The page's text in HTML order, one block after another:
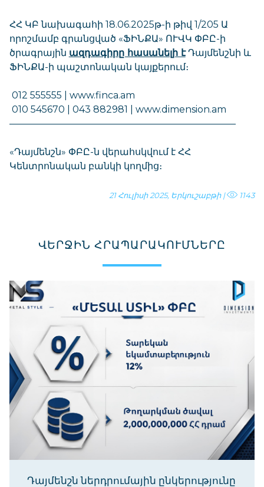
ՀՀ ԿԲ նախագահի 18.06.2025թ-ի թիվ 1/205 Ա
որոշմամբ գրանցված «ՖԻՆՔԱ» ՈՒՎԿ ՓԲԸ-ի
ծրագրային ազդագիրը հասանելի էԴայմենշնի և
ՖԻՆՔԱ-ի պաշտոնական կայքերում։
012 555555 | www.finca.am
010 545670 | 043 882981 | www.dimension.am
————————————————————————
«Դայմենշն» ՓԲԸ-ն վերահսկվում է ՀՀ
Կենտրոնական բանկի կողմից։
21 Հուլիսի 2025, Երկուշաբթի | 1143
ՎԵՐՋԻՆ ՀՐԱՊԱՐԱԿՈՒՄՆԵՐԸ
Դայմենշն ներդրումային ընկերությունը